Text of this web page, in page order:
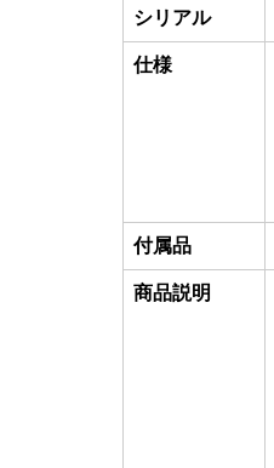
シリアル
仕様
付属品
商品説明